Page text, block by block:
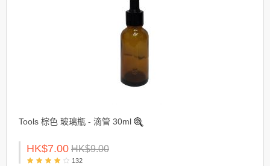
Tools 棕色 玻璃瓶 - 滴管 30ml
HK$7.00 HK$9.00
132